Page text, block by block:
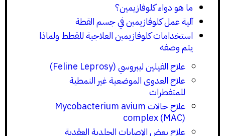
ما هو دواء كلوفازيمين؟
آلية عمل كلوفازيمين في جسم القطة
استخدامات كلوفازيمين العلاجية للقطط ولماذا
يتم وصفه
علاج الفيلين ليبروسي (Feline Leprosy)
علاج العدوى الموضعية غير النمطية
للمتفطرات
علاج حالات Mycobacterium avium
complex (MAC)
علاج بعض الإصابات الجلدية العقدية